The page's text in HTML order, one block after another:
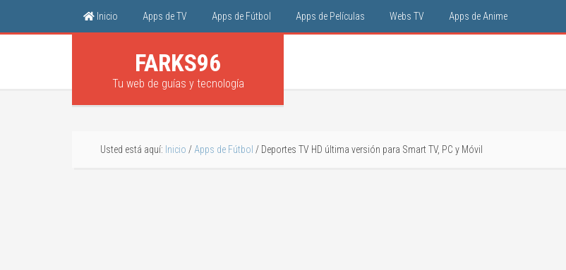
Inicio Apps de TV Apps de Fútbol Apps de Películas Webs TV Apps de Anime
FARKS96
Tu web de guías y tecnología
Usted está aquí: Inicio / Apps de Fútbol / Deportes TV HD última versión para Smart TV, PC y Móvil